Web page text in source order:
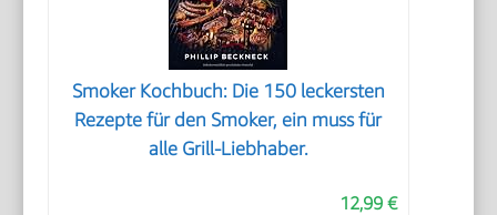
Smoker Kochbuch: Die 150 leckersten
Rezepte für den Smoker, ein muss für
alle Grill-Liebhaber.
12,99 €